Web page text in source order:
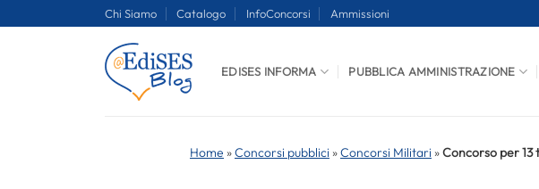
Chi Siamo Catalogo InfoConcorsi Ammissioni
EDISES INFORMA PUBBLICA AMMINISTRAZIONE
Home »Concorsi pubblici »Concorsi Militari »Concorso per 13